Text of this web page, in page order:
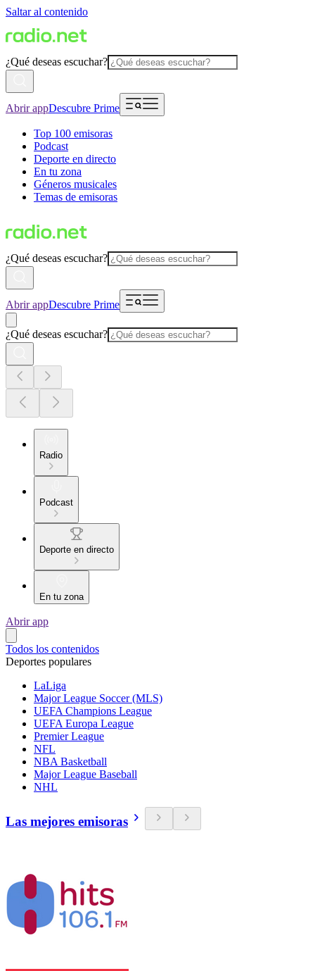
Saltar al contenido
¿Qué deseas escuchar?
Abrir appDescubre Prime
Top 100 emisoras
Podcast
Deporte en directo
En tu zona
Géneros musicales
Temas de emisoras
¿Qué deseas escuchar?
Abrir appDescubre Prime
¿Qué deseas escuchar?
Radio
Podcast
Deporte en directo
En tu zona
Abrir app
Todos los contenidos
Deportes populares
LaLiga
Major League Soccer (MLS)
UEFA Champions League
UEFA Europa League
Premier League
NFL
NBA Basketball
Major League Baseball
NHL
Las mejores emisoras